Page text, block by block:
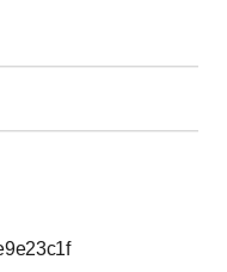
).